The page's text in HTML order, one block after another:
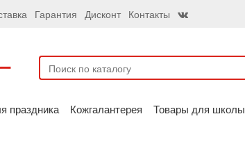
Гарантия Дисконт Контакты
праздника Кожгалантерея Товары для школы